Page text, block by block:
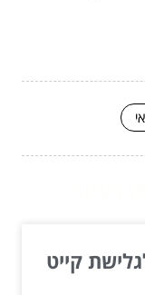
קייט